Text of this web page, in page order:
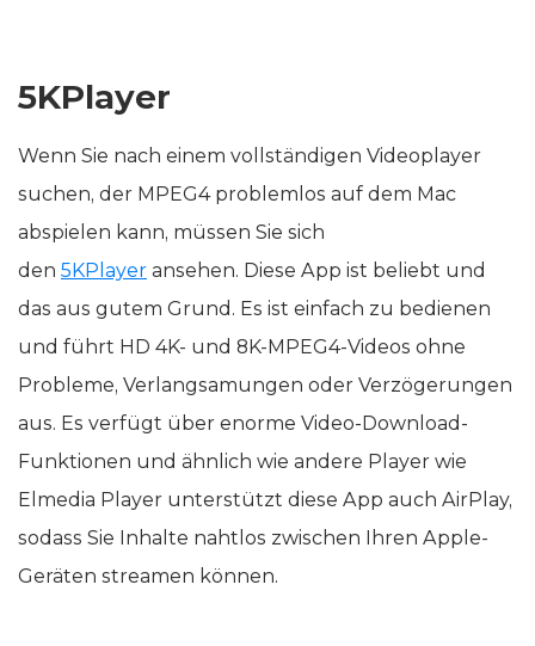
5KPlayer
Wenn Sie nach einem vollständigen Videoplayer
suchen, der MPEG4 problemlos auf dem Mac
abspielen kann, müssen Sie sich
den 5KPlayer ansehen. Diese App ist beliebt und
das aus gutem Grund. Es ist einfach zu bedienen
und führt HD 4K- und 8K-MPEG4-Videos ohne
Probleme, Verlangsamungen oder Verzögerungen
aus. Es verfügt über enorme Video-Download-
Funktionen und ähnlich wie andere Player wie
Elmedia Player unterstützt diese App auch AirPlay,
sodass Sie Inhalte nahtlos zwischen Ihren Apple-
Geräten streamen können.